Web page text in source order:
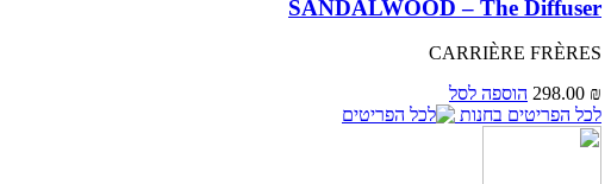
SANDALWOOD – The Diffuser
CARRIÈRE FRÈRES
298.00 ₪
הוספה לסל
לכל הפריטים בחנות